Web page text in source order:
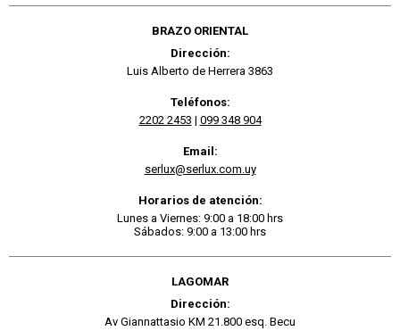
BRAZO ORIENTAL
Dirección:
Luis Alberto de Herrera 3863
Teléfonos:
2202 2453 | 099 348 904
Email:
serlux@serlux.com.uy
Horarios de atención:
Lunes a Viernes: 9:00 a 18:00 hrs
Sábados: 9:00 a 13:00 hrs
LAGOMAR
Dirección:
Av Giannattasio KM 21.800 esq. Becu